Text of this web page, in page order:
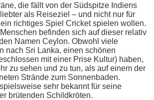
die fällt von der Südspitze Indiens
als Reiseziel – und nicht nur für
richtiges Spiel Cricket spielen wollen.
befinden sich auf dieser relativ
Namen Ceylon. Obwohl viele
nach Sri Lanka, einen schönen
mit einer Prise Kultur) haben,
zu sehen und zu tun, als auf einem der
Strände zum Sonnenbaden.
sehr bekannt für seine
brütenden Schildkröten.